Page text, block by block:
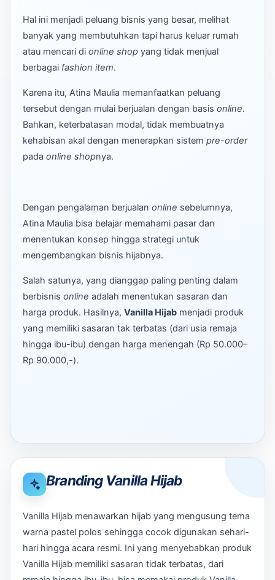
Hal ini menjadi peluang bisnis yang besar, melihat
banyak yang membutuhkan tapi harus keluar rumah
atau mencari di online shop yang tidak menjual
berbagai fashion item.
Karena itu, Atina Maulia memanfaatkan peluang
tersebut dengan mulai berjualan dengan basis online.
Bahkan, keterbatasan modal, tidak membuatnya
kehabisan akal dengan menerapkan sistem pre-order
pada online shopnya.
Dengan pengalaman berjualan online sebelumnya,
Atina Maulia bisa belajar memahami pasar dan
menentukan konsep hingga strategi untuk
mengembangkan bisnis hijabnya.
Salah satunya, yang dianggap paling penting dalam
berbisnis online adalah menentukan sasaran dan
harga produk. Hasilnya, Vanilla Hijab menjadi produk
yang memiliki sasaran tak terbatas (dari usia remaja
hingga ibu-ibu) dengan harga menengah (Rp 50.000–
Rp 90.000,-).
Branding Vanilla Hijab
Vanilla Hijab menawarkan hijab yang mengusung tema
warna pastel polos sehingga cocok digunakan sehari-
hari hingga acara resmi. Ini yang menyebabkan produk
Vanilla Hijab memiliki sasaran tidak terbatas, dari